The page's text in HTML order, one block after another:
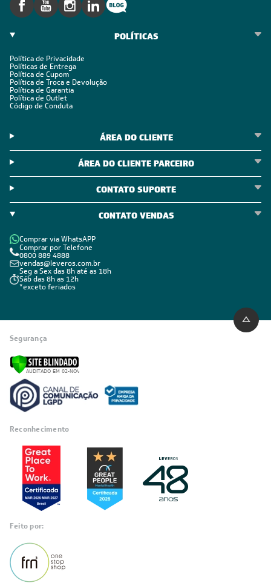
POLÍTICAS
Política de Privacidade
Políticas de Entrega
Política de Cupom
Política de Troca e Devolução
Política de Garantia
Política de Outlet
Código de Conduta
ÁREA DO CLIENTE
ÁREA DO CLIENTE PARCEIRO
CONTATO SUPORTE
CONTATO VENDAS
Comprar via WhatsAPP
Comprar por Telefone
0800 889 4888
vendas@leveros.com.br
Seg a Sex das 8h até as 18h
Sáb das 8h as 12h
*exceto feriados
Segurança
Reconhecimento
Feito por: